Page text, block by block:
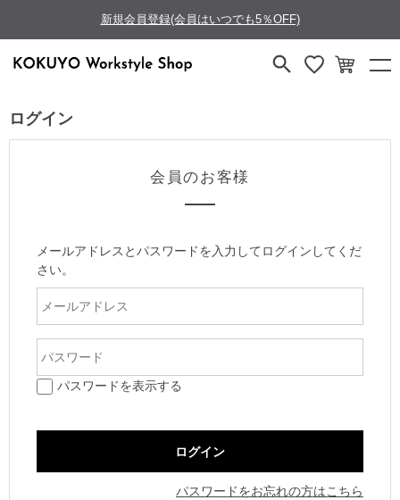
新規会員登録(会員はいつでも5％OFF)
ログイン
会員のお客様
メールアドレスとパスワードを入力してログインしてくだ
さい。
パスワードを表示する
パスワードをお忘れの方はこちら